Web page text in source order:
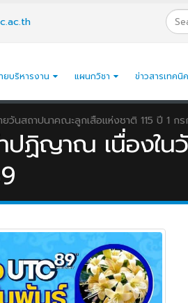
ยบริหารงาน แผนกวิชา ข่าวสารเทคนิค
นสถาปนาคณะลูกเสือแห่งชาติ 115 ปี 1 ก
ฏิญาณ เนื่องใน